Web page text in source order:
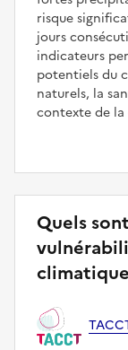
risque
jours
indicateurs
potentiels du
naturels, la
contexte de la
Quels